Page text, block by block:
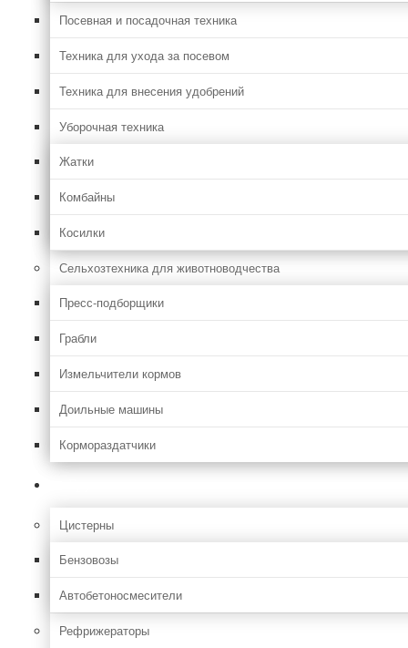
Посевная и посадочная техника
Техника для ухода за посевом
Техника для внесения удобрений
Уборочная техника
Жатки
Комбайны
Косилки
Сельхозтехника для животноводчества
Пресс-подборщики
Грабли
Измельчители кормов
Доильные машины
Кормораздатчики
Цистерны
Бензовозы
Автобетоносмесители
Рефрижераторы